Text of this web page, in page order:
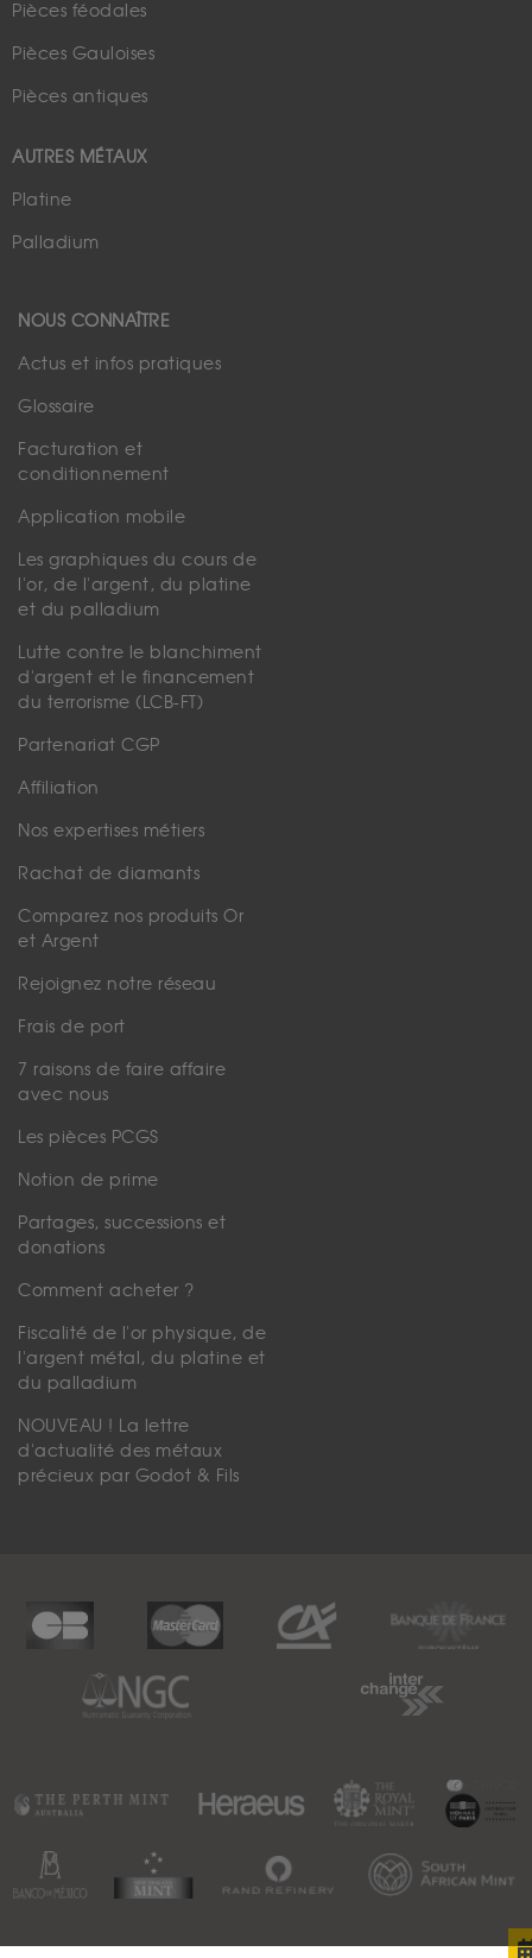
Pièces féodales
Pièces Gauloises
Pièces antiques
AUTRES MÉTAUX
Platine
Palladium
NOUS CONNAÎTRE
Actus et infos pratiques
Glossaire
Facturation et
conditionnement
Application mobile
Les graphiques du cours de
l'or, de l'argent, du platine
et du palladium
Lutte contre le blanchiment
d'argent et le financement
du terrorisme (LCB-FT)
Partenariat CGP
Affiliation
Nos expertises métiers
Rachat de diamants
Comparez nos produits Or
et Argent
Rejoignez notre réseau
Frais de port
7 raisons de faire affaire
avec nous
Les pièces PCGS
Notion de prime
Partages, successions et
donations
Comment acheter ?
Fiscalité de l'or physique, de
l'argent métal, du platine et
du palladium
NOUVEAU ! La lettre
d'actualité des métaux
précieux par Godot & Fils